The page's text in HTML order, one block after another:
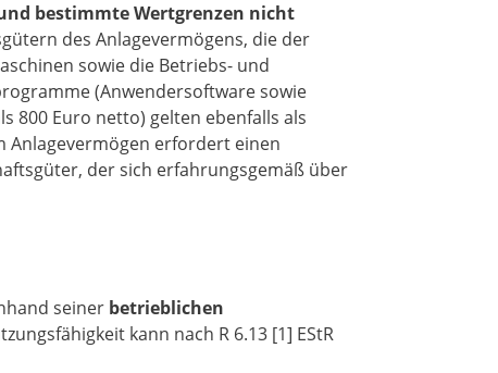
bestimmte Wertgrenzen nicht
des Anlagevermögens, die der
sowie die Betriebs- und
(Anwendersoftware sowie
800 Euro netto) gelten ebenfalls als
Anlagevermögen erfordert einen
der sich erfahrungsgemäß über
seiner betrieblichen
kann nach R 6.13 [1] EStR